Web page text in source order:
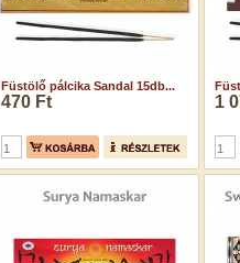
Füstölő pálcika Sandal 15db...
470 Ft 1